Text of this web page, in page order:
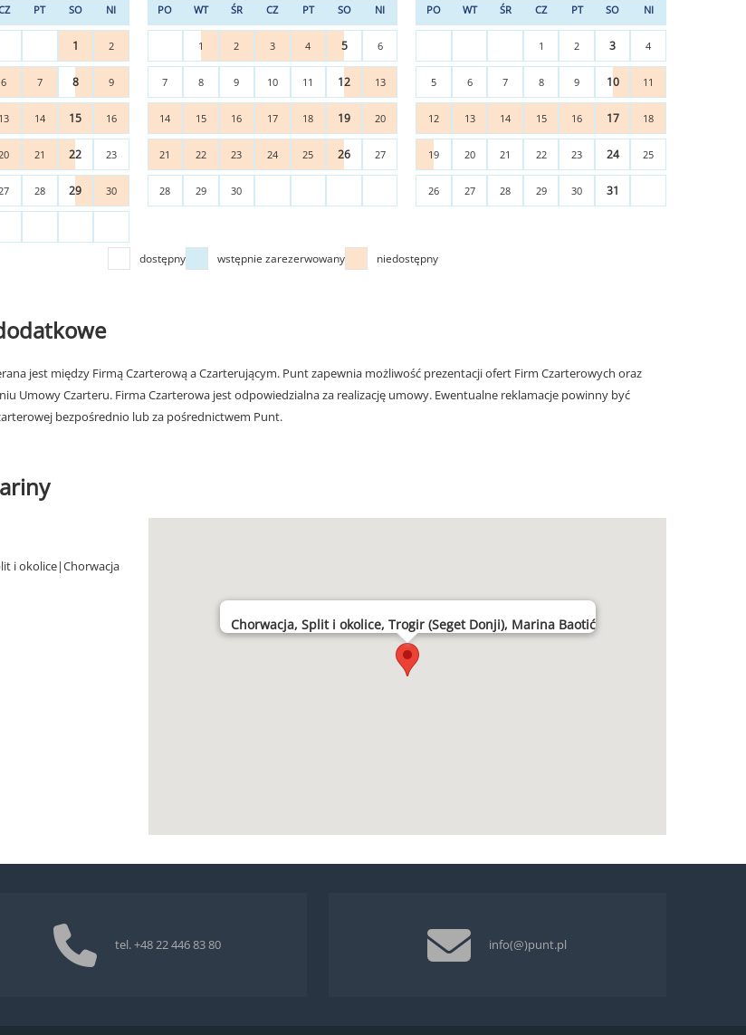
PT SO NI
1 2
6 7 8 9
13 14 15 16
20 21 22 23
27 28 29 30
PO WT ŚR CZ PT SO NI
1 2 3 4 5 6
7 8 9 10 11 12 13
14 15 16 17 18 19 20
21 22 23 24 25 26 27
28 29 30
PO WT ŚR CZ PT SO NI
1 2 3 4
5 6 7 8 9 10 11
12 13 14 15 16 17 18
19 20 21 22 23 24 25
26 27 28 29 30 31
dostępny wstępnie zarezerwowany niedostępny
jest między Firmą Czarterową a Czarterującym. Punt zapewnia możliwość prezentacji ofert Firm Czarterowych oraz
Umowy Czarteru. Firma Czarterowa jest odpowiedzialna za realizację umowy. Ewentualne reklamacje powinny być
bezpośrednio lub za pośrednictwem Punt.
i okolice|Chorwacja
Chorwacja, Split i okolice, Trogir (Seget Donji), Marina Baotić
tel.+48 22 446 83 80 info(@)punt.pl